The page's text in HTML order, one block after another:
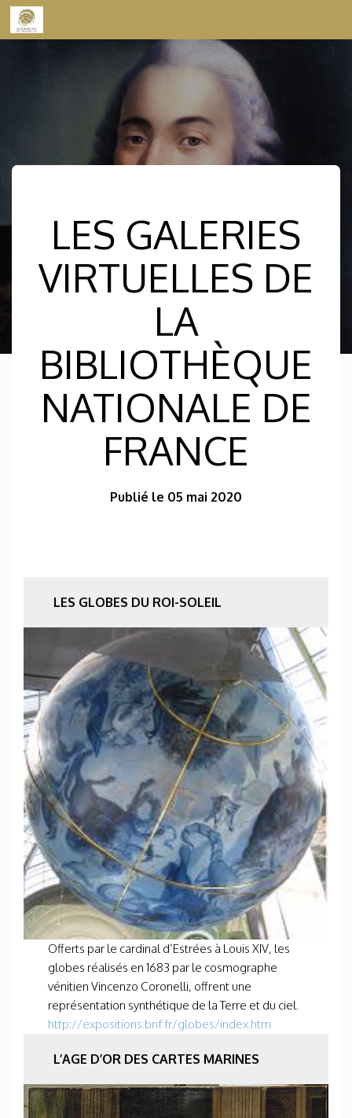
Skip to content
LES GALERIES
VIRTUELLES DE
LA
BIBLIOTHÈQUE
NATIONALE DE
FRANCE
Publié le 05 mai 2020
LES GLOBES DU ROI-SOLEIL
Offerts par le cardinal d’Estrées à Louis XIV, les
globes réalisés en 1683 par le cosmographe
vénitien Vincenzo Coronelli, offrent une
représentation synthétique de la Terre et du ciel.
http://expositions.bnf.fr/globes/index.htm
L’AGE D’OR DES CARTES MARINES